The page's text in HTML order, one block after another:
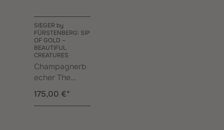
SIEGER by
FÜRSTENBERG: SIP
OF GOLD –
BEAUTIFUL
CREATURES
Champagnerb
echer The
Elephants
175,00 €*